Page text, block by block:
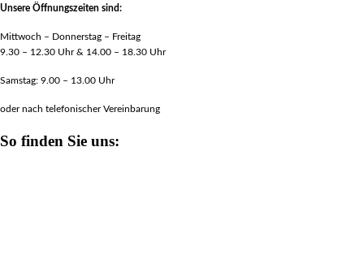
Unsere Öffnungszeiten sind:
Mittwoch – Donnerstag – Freitag
9.30 – 12.30 Uhr & 14.00 – 18.30 Uhr
Samstag: 9.00 – 13.00 Uhr
oder nach telefonischer Vereinbarung
So finden Sie uns: